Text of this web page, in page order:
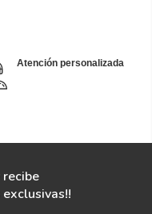
Atención personalizada
recibe